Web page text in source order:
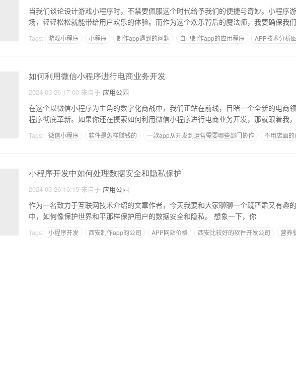
当我们谈论设计游戏小程序时，不禁要佩服这个时代给予我们的便捷与奇妙。小程序
场，轻轻松松就能带给用户欢乐的体验。而作为这个欢乐背后的魔法师，我要确保我
Tags: 游戏小程序 小程序 制作app遇到的问题 自己制作app的应用程序
APP技术分析图
如何利用微信小程序进行电商业务开发
2024-03-26 17:00 来自于 应用公园
在这个以微信小程序为主角的数字化商战中，我们正站在前线，目睹一个全新的电商
程序彻底革新。如果你还在摸索如何利用微信小程序进行电商业务开发，那就跟着我
Tags: 微信小程序 软件是怎样赚钱的 一款app从开发到运营需要哪些部门协作
不用店面的
小程序开发中如何处理数据安全和隐私保护
2024-03-26 16:15 来自于 应用公园
作为一名致力于互联网技术介绍的文章作者，今天我要和大家聊聊一个既严肃又有
中，如何像保护世界和平那样保护用户的数据安全和隐私。 想象一下，你
Tags: 小程序开发 西安制作app的公司 APP网站价格 西安比较好的软件开发公司
营养